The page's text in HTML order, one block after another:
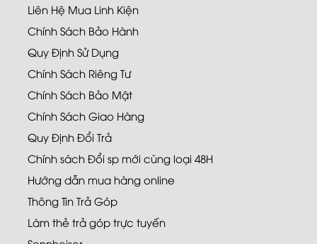
Liên Hệ Mua Linh Kiện
Chính Sách Bảo Hành
Quy Định Sử Dụng
Chính Sách Riêng Tư
Chính Sách Bảo Mật
Chính Sách Giao Hàng
Quy Định Đổi Trả
Chính sách Đổi sp mới cùng loại 48H
Hướng dẫn mua hàng online
Thông Tin Trả Góp
Làm thẻ trả góp trực tuyến